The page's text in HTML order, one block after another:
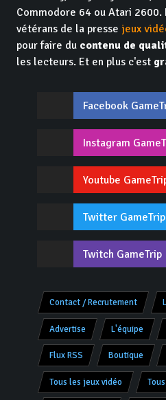
Commodore 64 ou Atari
vétérans de la presse jeux
pour faire du contenu de
les lecteurs. Et en plus c'est
Facebook
Instagram
Youtube
Twitter GameTrip
Twitch GameTrip
Contact / Recrutement
Advertise L'équipe
Flux RSS Boutique
Tous les jeux vidéo